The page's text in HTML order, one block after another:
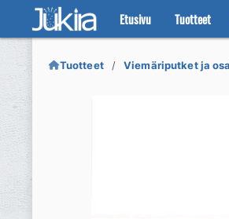
Etusivu Tuotteet
Siirry
navigointiin
Siirry
sisältöön
Tuotteet Viemäriputket ja